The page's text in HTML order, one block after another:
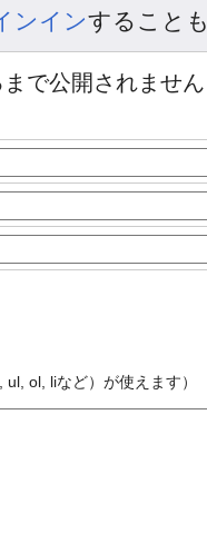
ンインすること
で公開されませ
ol, liなど）が使えます）